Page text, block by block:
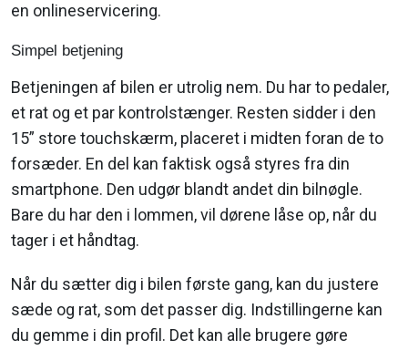
en onlineservicering.
Simpel betjening
Betjeningen af bilen er utrolig nem. Du har to pedaler,
et rat og et par kontrolstænger. Resten sidder i den
15” store touchskærm, placeret i midten foran de to
forsæder. En del kan faktisk også styres fra din
smartphone. Den udgør blandt andet din bilnøgle.
Bare du har den i lommen, vil dørene låse op, når du
tager i et håndtag.
Når du sætter dig i bilen første gang, kan du justere
sæde og rat, som det passer dig. Indstillingerne kan
du gemme i din profil. Det kan alle brugere gøre